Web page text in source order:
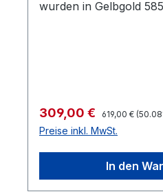
wurden in Gelbgold
Durchmesser beträgt
Verschlüsse sind
und stabil.
Verkaufspreis:
309,00 € Regulärer
619,00 €
Preise inkl. MwSt.
In den